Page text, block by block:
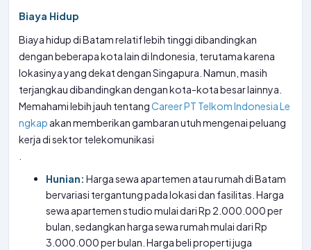
Biaya Hidup
Biaya hidup di Batam relatif lebih tinggi dibandingkan
dengan beberapa kota lain di Indonesia, terutama karena
lokasinya yang dekat dengan Singapura. Namun, masih
terjangkau dibandingkan dengan kota-kota besar lainnya.
Memahami lebih jauh tentangCareer PT Telkom Indonesia Le
ngkap akan memberikan gambaran utuh mengenai peluang
kerja di sektor telekomunikasi
Hunian: Harga sewa apartemen atau rumah di Batam
bervariasi tergantung pada lokasi dan fasilitas. Harga
sewa apartemen studio mulai dari Rp 2.000.000 per
bulan, sedangkan harga sewa rumah mulai dari Rp
3.000.000 per bulan. Harga beli properti juga